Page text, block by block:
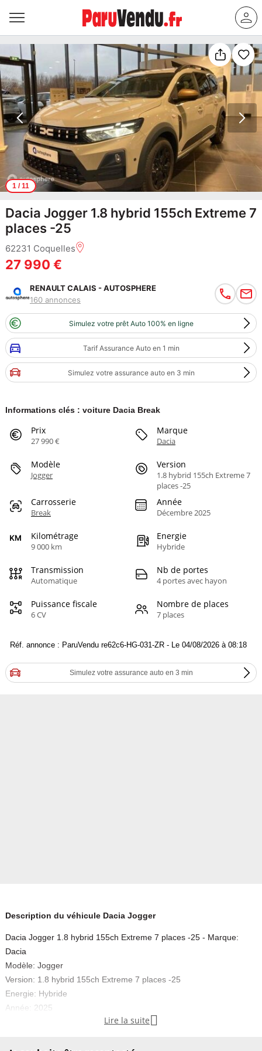
1/ 11
Dacia Jogger 1.8 hybrid 155ch Extreme 7
places -25
62231 Coquelles
27 990 €
RENAULT CALAIS - AUTOSPHERE
160 annonces
Simulez votre prêt Auto 100% en ligne
Tarif Assurance Auto en 1 min
Simulez votre assurance auto en 3 min
Informations clés : voiture Dacia Break
Prix
27 990 €
Marque
Dacia
Modèle
Jogger
Version
1.8 hybrid 155ch Extreme 7
places -25
Carrosserie
Break
Année
Décembre 2025
Kilométrage
9 000 km
Energie
Hybride
Transmission
Automatique
Nb de portes
4 portes avec hayon
Puissance fiscale
6 CV
Nombre de places
7 places
Réf. annonce : ParuVendu re62c6-HG-031-ZR - Le 04/08/2026 à 08:18
Simulez votre assurance auto en 3 min
Description du véhicule Dacia Jogger
Dacia Jogger 1.8 hybrid 155ch Extreme 7 places -25 - Marque:
Dacia
Modèle: Jogger
Version: 1.8 hybrid 155ch Extreme 7 places -25
Energie: Hybride
Année: 2025
Lire la suite 